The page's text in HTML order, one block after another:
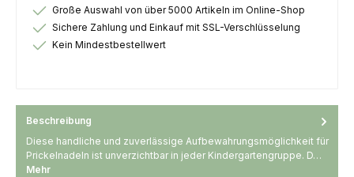
Große Auswahl von über 5000 Artikeln im Online-Shop
Sichere Zahlung und Einkauf mit SSL-Verschlüsselung
Kein Mindestbestellwert
Beschreibung
Diese handliche und zuverlässige Aufbewahrungsmöglichkeit für
Prickelnadeln ist unverzichtbar in jeder Kindergartengruppe. D…
Mehr